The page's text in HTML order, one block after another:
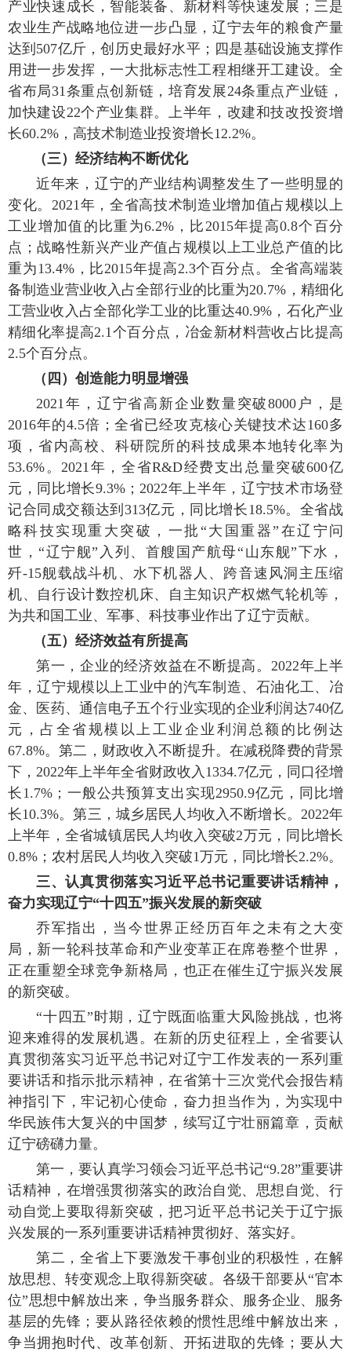
产业快速成长，智能装备、新材料等快速发展；三是
农业生产战略地位进一步凸显，辽宁去年的粮食产量
达到507亿斤，创历史最好水平；四是基础设施支撑作
用进一步发挥，一大批标志性工程相继开工建设。全
省布局31条重点创新链，培育发展24条重点产业链，
加快建设22个产业集群。上半年，改建和技改投资增
长60.2%，高技术制造业投资增长12.2%。
（三）经济结构不断优化
近年来，辽宁的产业结构调整发生了一些明显的
变化。2021年，全省高技术制造业增加值占规模以上
工业增加值的比重为6.2%，比2015年提高0.8个百分
点；战略性新兴产业产值占规模以上工业总产值的比
重为13.4%，比2015年提高2.3个百分点。全省高端装
备制造业营业收入占全部行业的比重为20.7%，精细化
工营业收入占全部化学工业的比重达40.9%，石化产业
精细化率提高2.1个百分点，冶金新材料营收占比提高
2.5个百分点。
（四）创造能力明显增强
2021年，辽宁省高新企业数量突破8000户，是
2016年的4.5倍；全省已经攻克核心关键技术达160多
项，省内高校、科研院所的科技成果本地转化率为
53.6%。2021年，全省R&D经费支出总量突破600亿
元，同比增长9.3%；2022年上半年，辽宁技术市场登
记合同成交额达到313亿元，同比增长18.5%。全省战
略科技实现重大突破，一批“大国重器”在辽宁问
世，“辽宁舰”入列、首艘国产航母“山东舰”下水，
歼-15舰载战斗机、水下机器人、跨音速风洞主压缩
机、自行设计数控机床、自主知识产权燃气轮机等，
为共和国工业、军事、科技事业作出了辽宁贡献。
（五）经济效益有所提高
第一，企业的经济效益在不断提高。2022年上半
年，辽宁规模以上工业中的汽车制造、石油化工、冶
金、医药、通信电子五个行业实现的企业利润达740亿
元，占全省规模以上工业企业利润总额的比例达
67.8%。第二，财政收入不断提升。在减税降费的背景
下，2022年上半年全省财政收入1334.7亿元，同口径增
长1.7%；一般公共预算支出实现2950.9亿元，同比增
长10.3%。第三，城乡居民人均收入不断增长。2022年
上半年，全省城镇居民人均收入突破2万元，同比增长
0.8%；农村居民人均收入突破1万元，同比增长2.2%。
三、认真贯彻落实习近平总书记重要讲话精神，
奋力实现辽宁“十四五”振兴发展的新突破
乔军指出，当今世界正经历百年之未有之大变
局，新一轮科技革命和产业变革正在席卷整个世界，
正在重塑全球竞争新格局，也正在催生辽宁振兴发展
的新突破。
“十四五”时期，辽宁既面临重大风险挑战，也将
迎来难得的发展机遇。在新的历史征程上，全省要认
真贯彻落实习近平总书记对辽宁工作发表的一系列重
要讲话和指示批示精神，在省第十三次党代会报告精
神指引下，牢记初心使命，奋力担当作为，为实现中
华民族伟大复兴的中国梦，续写辽宁壮丽篇章，贡献
辽宁磅礴力量。
第一，要认真学习领会习近平总书记“9.28”重要讲
话精神，在增强贯彻落实的政治自觉、思想自觉、行
动自觉上要取得新突破，把习近平总书记关于辽宁振
兴发展的一系列重要讲话精神贯彻好、落实好。
第二，全省上下要激发干事创业的积极性，在解
放思想、转变观念上取得新突破。各级干部要从“官本
位”思想中解放出来，争当服务群众、服务企业、服务
基层的先锋；要从路径依赖的惯性思维中解放出来，
争当拥抱时代、改革创新、开拓进取的先锋；要从大